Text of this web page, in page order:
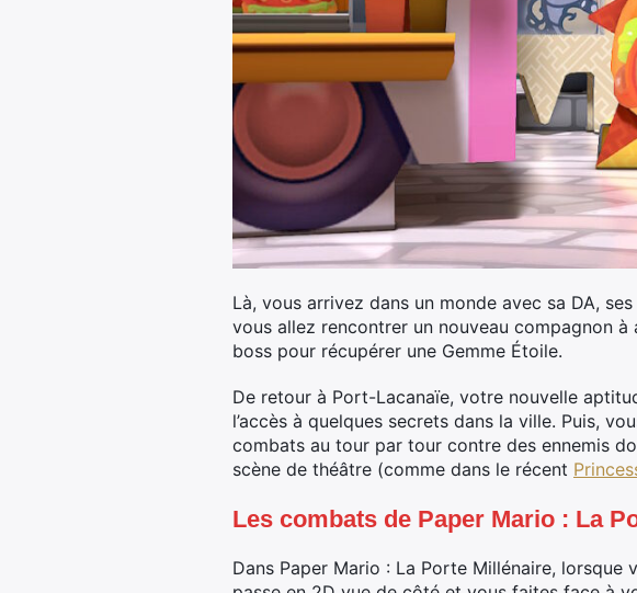
Là, vous arrivez dans un monde avec sa DA,
vous allez rencontrer un nouveau compagnon
boss pour récupérer une Gemme Étoile.
De retour à Port-Lacanaïe, votre nouvelle
l’accès à quelques secrets dans la ville. Puis,
combats au tour par tour contre des ennemis
scène de théâtre (comme dans le récent
Les combats de Paper Mario : La
Dans Paper Mario : La Porte Millénaire, lorsque